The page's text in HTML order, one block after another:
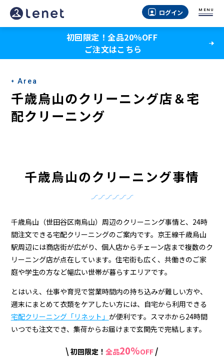
千
歳
山
の
ク
リ
＆
宅
配
ク
リ
ー
ニ
ログイン MENU
初回限定！全品20％OFF
ご注文はこちら
Area
千歳烏山のクリーニング店＆宅
配クリーニング
千歳烏山のクリーニング事情
千歳烏山（世田谷区南烏山）周辺のクリーニング事情と、24時
間注文できる宅配クリーニングのご案内です。京王線千歳烏山
駅周辺には商店街が広がり、個人店からチェーン店まで複数のク
リーニング店が点在しています。住宅街も広く、共働きのご家
庭や学生の方など幅広い世帯が暮らすエリアです。
とはいえ、仕事や育児で営業時間内の持ち込みが難しい方や、
週末にまとめて衣類をケアしたい方には、自宅から利用できる
宅配クリーニング「リネット」 が便利です。スマホから24時間
いつでも注文でき、集荷からお届けまで玄関先で完結します。
\ 初回限定！ 全品20%OFF /